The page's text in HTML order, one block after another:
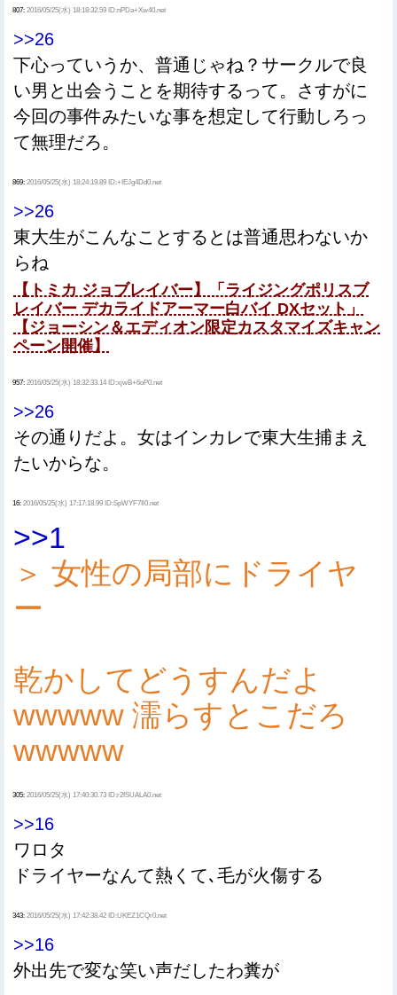
807: 2016/05/25(水) 18:18:32.59 ID:nPDa+Xw40.net
>>26
下心っていうか、普通じゃね？サークルで良
い男と出会うことを期待するって。さすがに
今回の事件みたいな事を想定して行動しろっ
て無理だろ。
869: 2016/05/25(水) 18:24:19.89 ID:+IEJg4Dd0.net
>>26
東大生がこんなことするとは普通思わないか
らね
【トミカ ジョブレイバー】「ライジングポリスブ
レイバー デカライドアーマー白バイ DXセット」
【ジョーシン＆エディオン限定カスタマイズキャン
ペーン開催】
957: 2016/05/25(水) 18:32:33.14 ID:xjwB+6oP0.net
>>26
その通りだよ。女はインカレで東大生捕まえ
たいからな。
16: 2016/05/25(水) 17:17:18.99 ID:SpWYF7Il0.net
>>1
＞ 女性の局部にドライヤ
ー
乾かしてどうすんだよ
wwwww 濡らすとこだろ
wwwww
305: 2016/05/25(水) 17:40:30.73 ID:r2fSUALA0.net
>>16
ワロタ
ドライヤーなんて熱くて､毛が火傷する
343: 2016/05/25(水) 17:42:38.42 ID:UKEZ1CQr0.net
>>16
外出先で変な笑い声だしたわ糞が